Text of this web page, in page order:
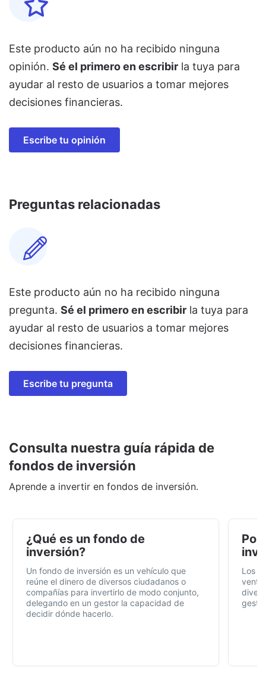
Este producto aún no ha recibido ninguna
opinión. Sé el primero en escribir la tuya para
ayudar al resto de usuarios a tomar mejores
decisiones financieras.
Escribe tu opinión
Preguntas relacionadas
Este producto aún no ha recibido ninguna
pregunta. Sé el primero en escribir la tuya para
ayudar al resto de usuarios a tomar mejores
decisiones financieras.
Escribe tu pregunta
Consulta nuestra guía rápida de
fondos de inversión
Aprende a invertir en fondos de inversión.
¿Qué es un fondo de
inversión?
Un fondo de inversión es un vehículo que
reúne el dinero de diversos ciudadanos o
compañías para invertirlo de modo conjunto,
delegando en un gestor la capacidad de
decidir dónde hacerlo.
Por
Los